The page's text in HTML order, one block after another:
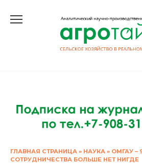
ГЛАВНАЯ СТРАНИЦА » НАУКА » ОМГАУ –
СОТРУДНИЧЕСТВА БОЛЬШЕ НЕТ НИГДЕ